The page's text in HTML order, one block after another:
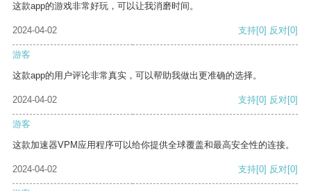
这款app的游戏非常好玩，可以让我消磨时间。
2024-04-02 支持[0] 反对[0]
游客
这款app的用户评论非常真实，可以帮助我做出更准确的选择。
2024-04-02 支持[0] 反对[0]
游客
这款加速器VPM应用程序可以给你提供全球覆盖和最高安全性的连接。
2024-04-02 支持[0] 反对[0]